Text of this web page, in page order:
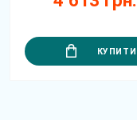
КУПИТИ